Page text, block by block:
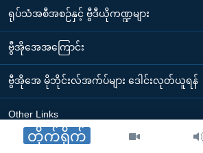
တိုက်ရိုက်
ရုပ်သံအစီအစဉ်နှင့် ဗွီဒီယိုကဏ္ဍများ
ဗွီအိုအေအကြောင်း
ဗွီအိုအေ မိုဘိုင်းလ်အက်ပ်များ ဒေါင်းလုတ်ယူရန်
Other Links